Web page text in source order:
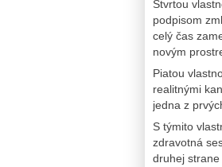
Štvrtou
podpisom
celý čas
novým
Piatou
realitnými
jedna z
S týmito
zdravotná
druhej